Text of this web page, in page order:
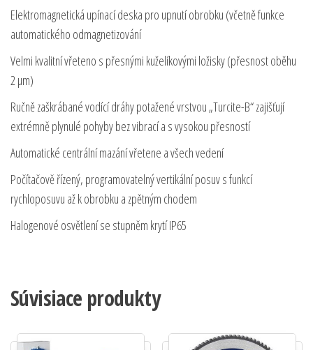
Elektromagnetická upínací deska pro upnutí obrobku (včetně funkce
automatického odmagnetizování
Velmi kvalitní vřeteno s přesnými kuželíkovými ložisky (přesnost oběhu
2 µm)
Ručně zaškrábané vodící dráhy potažené vrstvou „Turcite-B“ zajišťují
extrémně plynulé pohyby bez vibrací a s vysokou přesností
Automatické centrální mazání vřetene a všech vedení
Počítačově řízený, programovatelný vertikální posuv s funkcí
rychloposuvu až k obrobku a zpětným chodem
Halogenové osvětlení se stupněm krytí IP65
Súvisiace produkty